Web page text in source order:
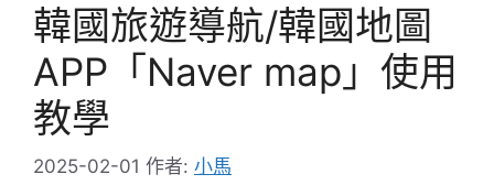
韓國旅遊導航/韓國地圖
APP「Naver map」使用
教學
2025-02-01 作者: 小馬